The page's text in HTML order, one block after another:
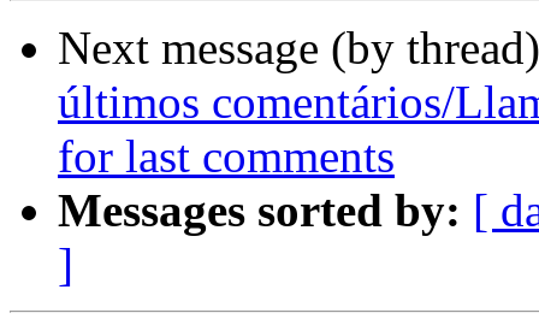
Next message (by
últimos comentários/
for last comments
Messages sorted by: [
]